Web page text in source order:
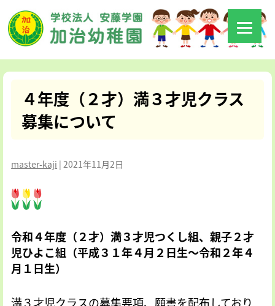
４年度（２才）満３才児クラス
募集について
master-kaji |2021年11月2日
令和４年度（２才）満３才児つくし組、親子２才
児ひよこ組（平成３１年４月２日生～令和２年４
月１日生）
満３才児クラスの募集要項、願書を配布しており